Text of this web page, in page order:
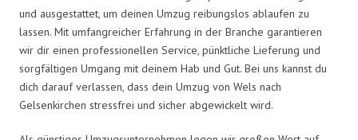
und ausgestattet, um deinen Umzug reibungslos ablaufen zu
lassen. Mit umfangreicher Erfahrung in der Branche garantieren
wir dir einen professionellen Service, pünktliche Lieferung und
sorgfältigen Umgang mit deinem Hab und Gut. Bei uns kannst du
dich darauf verlassen, dass dein Umzug von Wels nach
Gelsenkirchen stressfrei und sicher abgewickelt wird.